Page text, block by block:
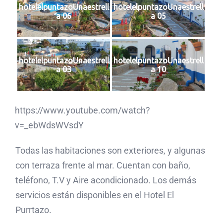
hotelelpuntazoUnaestrell
a 06
hotelelpuntazoUnaestrell
a 05
hotelelpuntazoUnaestrell
a 03
hotelelpuntazoUnaestrell
a 10
https://www.youtube.com/watch?
v=_ebWdsWVsdY
Todas las habitaciones son exteriores, y algunas
con terraza frente al mar. Cuentan con baño,
teléfono, T.V y Aire acondicionado. Los demás
servicios están disponibles en el Hotel El
Purrtazo.